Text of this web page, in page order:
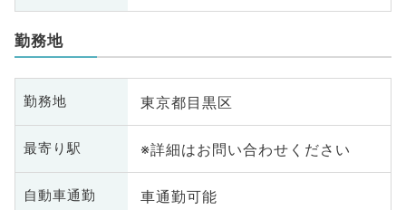
勤務地
勤務地 東京都目黒区
最寄り駅 ※詳細はお問い合わせください
自動車通勤 車通勤可能